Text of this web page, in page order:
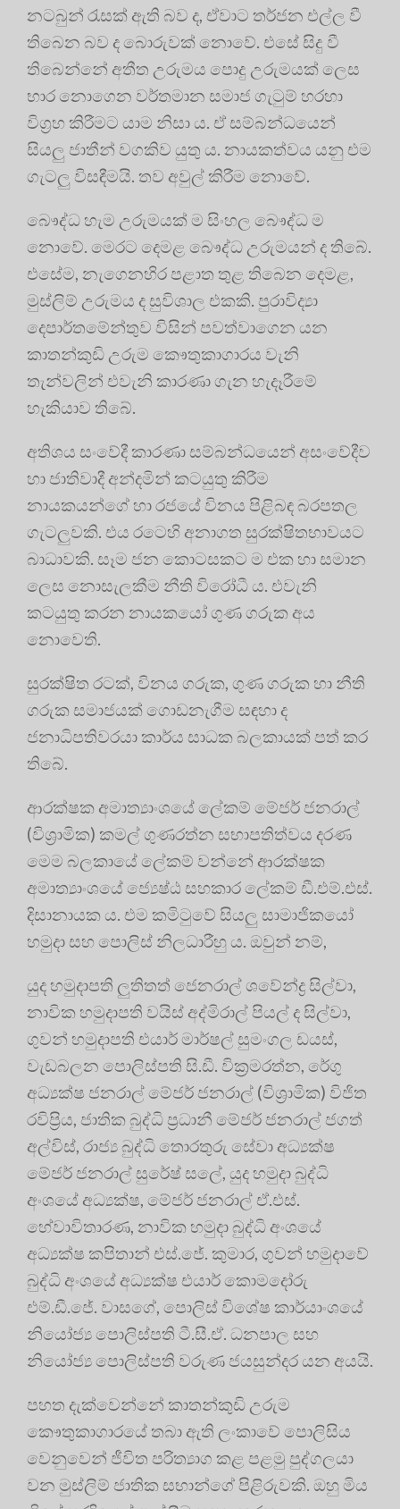
නටබුන් රැසක් ඇති බව ද, ඒවාට තර්ජන එල්ල වී
තිබෙන බව ද බොරුවක් නොවේ. එසේ සිදු වී
තිබෙන්නේ අතීත උරුමය පොදු උරුමයක් ලෙස
භාර නොගෙන වර්තමාන සමාජ ගැටුම් හරහා
විග්‍රහ කිරීමට යාම නිසා ය. ඒ සම්බන්ධයෙන්
සියලු ජාතීන් වගකිව යුතු ය. නායකත්වය යනු එම
ගැටලු විසඳීමයි. තව අවුල් කිරීම නොවේ.
බෞද්ධ හැම උරුමයක් ම සිංහල බෞද්ධ ම
නොවේ. මෙරට දෙමළ බෞද්ධ උරුමයන් ද තිබේ.
එසේම, නැගෙනහිර පළාත තුළ තිබෙන දෙමළ,
මුස්ලිම් උරුමය ද සුවිශාල එකකි. පුරාවිද්‍යා
දෙපාර්තමේන්තුව විසින් පවත්වාගෙන යන
කාතන්කුඩි උරුම කෞතුකාගාරය වැනි
තැන්වලින් එවැනි කාරණා ගැන හැදෑරීමේ
හැකියාව තිබේ.
අතිශය සංවේදී කාරණා සම්බන්ධයෙන් අසංවේදීව
හා ජාතිවාදී අන්දමින් කටයුතු කිරීම
නායකයන්ගේ හා රජයේ විනය පිළිබඳ බරපතල
ගැටලුවකි. එය රටෙහි අනාගත සුරක්ෂිතභාවයට
බාධාවකි. සෑම ජන කොටසකට ම එක හා සමාන
ලෙස නොසැලකීම නීති විරෝධී ය. එවැනි
කටයුතු කරන නායකයෝ ගුණ ගරුක අය
නොවෙති.
සුරක්ෂිත රටක්, විනය ගරුක, ගුණ ගරුක හා නීති
ගරුක සමාජයක් ගොඩනැගීම සඳහා ද
ජනාධිපතිවරයා කාර්ය සාධක බලකායක් පත් කර
තිබේ.
ආරක්ෂක අමාත්‍යාංශයේ ලේකම් මේජර් ජනරාල්
(විශ්‍රාමික) කමල් ගුණරත්න සභාපතිත්වය දරණ
මෙම බලකායේ ලේකම් වන්නේ ආරක්ෂක
අමාත්‍යාංශයේ ජ්‍යෙෂ්ඨ සහකාර ලේකම් ඩී.එම්.එස්.
දිසානායක ය. එම කමිටුවේ සියලු සාමාජිකයෝ
හමුදා සහ පොලිස් නිලධාරීහු ය. ඔවුන් නම්,
යුද හමුදාපති ලුතිතත් ජෙනරාල් ශවේන්ද්‍ර සිල්වා,
නාවික හමුදාපති වයිස් අද්මිරාල් පියල් ද සිල්වා,
ගුවන් හමුදාපති එයාර් මාර්ෂල් සුමංගල ඩයස්,
වැඩබලන පොලිස්පති සි.ඩී. වික්‍රමරත්න, රේගු
අධ්‍යක්ෂ ජනරාල් මේජර් ජනරාල් (විශ්‍රාමික) විජිත
රවිප්‍රිය, ජාතික බුද්ධි ප්‍රධානී මේජර් ජනරාල් ජගත්
අල්විස්, රාජ්‍ය බුද්ධි තොරතුරු සේවා අධ්‍යක්ෂ
මේජර් ජනරාල් සුරේෂ් සලේ, යුද හමුදා බුද්ධි
අංශයේ අධ්‍යක්ෂ, මේජර් ජනරාල් ඒ.එස්.
හේවාවිතාරණ, නාවික හමුදා බුද්ධි අංශයේ
අධ්‍යක්ෂ කපිතාන් එස්.ජේ. කුමාර, ගුවන් හමුදාවේ
බුද්ධි අංශයේ අධ්‍යක්ෂ එයාර් කොමදෝරු
එම්.ඩී.ජේ. වාසගේ, පොලිස් විශේෂ කාර්යාංශයේ
නියෝජ්‍ය පොලිස්පති ටී.සී.ඒ. ධනපාල සහ
නියෝජ්‍ය පොලිස්පති වරුණ ජයසුන්දර යන අයයි.
පහත දැක්වෙන්නේ කාතන්කුඩි උරුම
කෞතුකාගාරයේ තබා ඇති ලංකාවේ පොලිසිය
වෙනුවෙන් ජීවිත පරිත්‍යාග කළ පළමු පුද්ගලයා
වන මුස්ලිම් ජාතික සභාන්ගේ පිළිරුවකි. ඔහු මිය